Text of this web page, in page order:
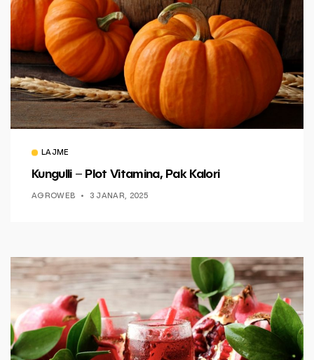
LAJME
Kungulli – Plot Vitamina, Pak Kalori
AGROWEB 3 JANAR, 2025